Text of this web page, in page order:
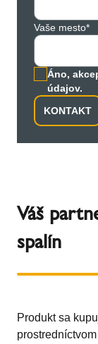
Vaše mesto*
Áno,
údajov.
KONTAKT
Váš
spalín
Produkt sa